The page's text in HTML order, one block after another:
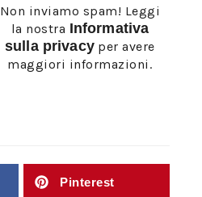
Non inviamo spam! Leggi
la nostra Informativa
sulla privacyper avere
maggiori informazioni.
Pinterest